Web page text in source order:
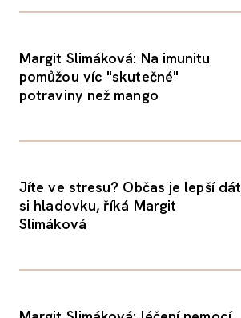
Margit Slimáková: Na imunitu
pomůžou víc "skutečné"
potraviny než mango
Jíte ve stresu? Občas je lepší dát
si hladovku, říká Margit
Slimáková